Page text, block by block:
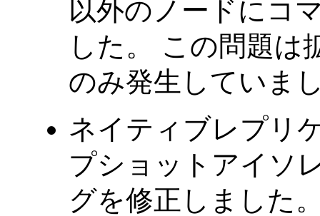
以外のノードにコ
した。 この問題は
のみ発生していま
ネイティブレプリ
プショットアイソ
グを修正しました